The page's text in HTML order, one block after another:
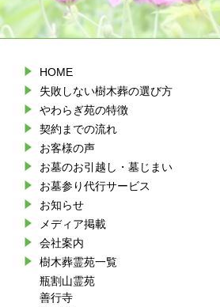
HOME
失敗しない樹木葬の選び方
やわらぎ苑の特徴
契約までの流れ
お客様の声
お墓のお引越し・墓じまい
お墓参り代行サービス
お知らせ
メディア掲載
会社案内
樹木葬霊苑一覧
瓶割山霊苑
善行寺